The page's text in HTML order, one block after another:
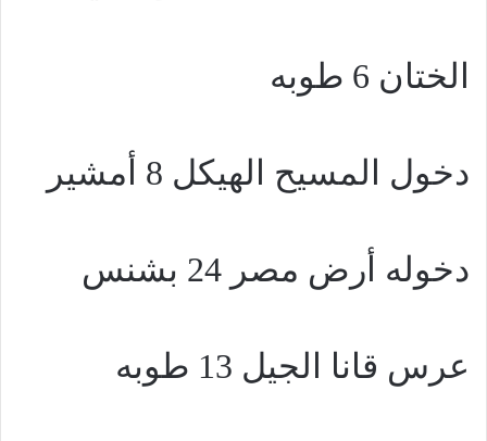
الختان 6 طوبه
دخول المسيح الهيكل 8 أمشير
دخوله أرض مصر 24 بشنس
عرس قانا الجيل 13 طوبه